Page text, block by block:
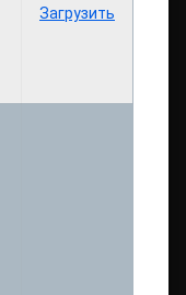
Загрузить